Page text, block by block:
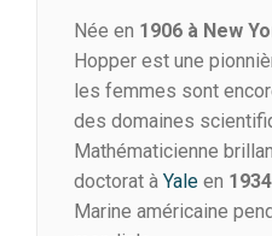
Née en 1906 à New
Hopper est une
les femmes sont
des domaines
Mathématicienne
doctorat à Yale en 1934
Marine américaine